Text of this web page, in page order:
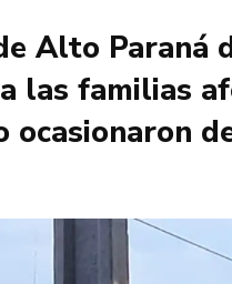
Alto
las familias
ocasionaron